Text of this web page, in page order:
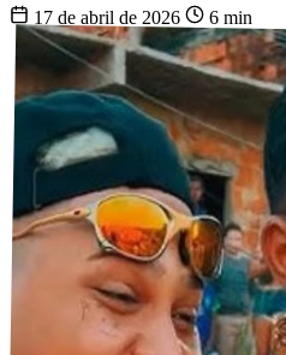
17 de abril de 2026
6 min